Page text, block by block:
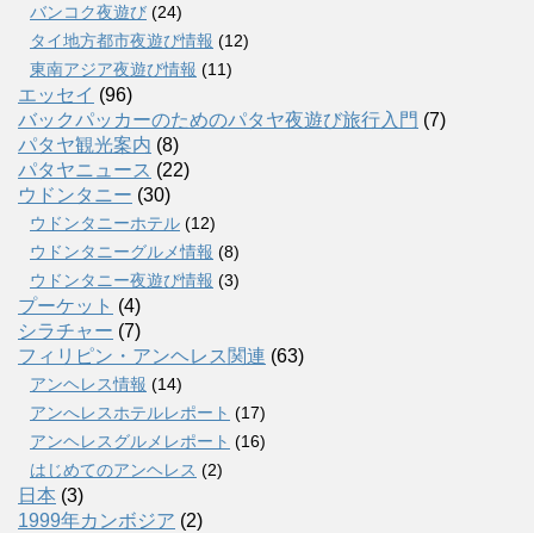
バンコク夜遊び (24)
タイ地方都市夜遊び情報 (12)
東南アジア夜遊び情報 (11)
エッセイ (96)
バックパッカーのためのパタヤ夜遊び旅行入門 (7)
パタヤ観光案内 (8)
パタヤニュース (22)
ウドンタニー (30)
ウドンタニーホテル (12)
ウドンタニーグルメ情報 (8)
ウドンタニー夜遊び情報 (3)
プーケット (4)
シラチャー (7)
フィリピン・アンヘレス関連 (63)
アンヘレス情報 (14)
アンへレスホテルレポート (17)
アンヘレスグルメレポート (16)
はじめてのアンヘレス (2)
日本 (3)
1999年カンボジア (2)